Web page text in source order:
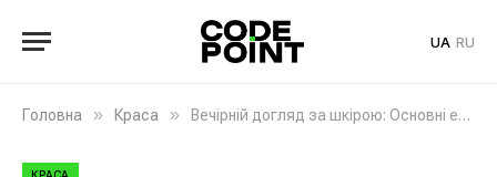
UA RU
Головна » Краса » Вечірній догляд за шкірою: Основні етапи